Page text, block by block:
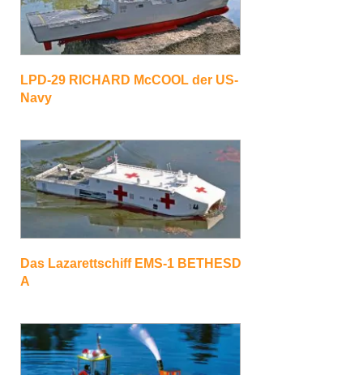
LPD-29 RICHARD McCOOL der US-
Navy
Das Lazarettschiff EMS-1 BETHESD
A